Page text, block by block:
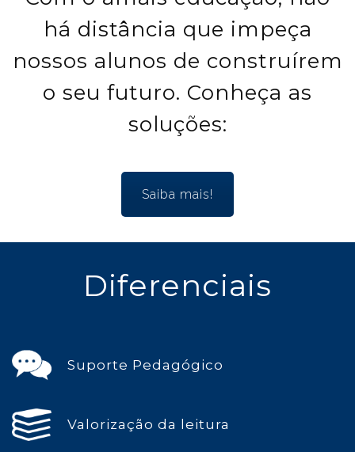
há distância que impeça
nossos alunos de construírem
o seu futuro. Conheça as
soluções:
Saiba mais!
Diferenciais
Suporte Pedagógico
Valorização da leitura